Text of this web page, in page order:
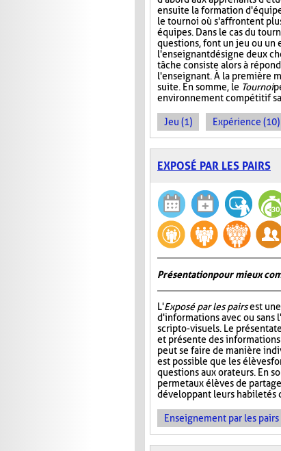
ensuite la formation
le tournoi où s'affrontent
équipes. Dans le cas du
questions, font un jeu ou un
l'enseignant désigne deux
tâche consiste alors à
l'enseignant. À la première
suite. En somme, le Tournoi
environnement compétitif
Jeu (1) Expérience (10)
EXPOSÉ PAR LES PAIRS
Présentation pour mieux
L'Exposé par les pairsest
d'informations avec ou sans
scripto-visuels. Le
et présente des
peut se faire de manière
est possible que les élèves
questions aux orateurs. En
permet aux élèves de
développant leurs habiletés
Enseignement par les pairs